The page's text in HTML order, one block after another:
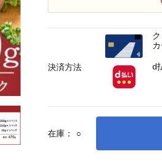
在庫： ○
決済方法 d